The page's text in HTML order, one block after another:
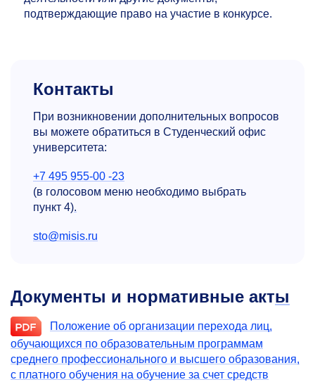
подтверждающие право на участие в конкурсе.
Контакты
При возникновении дополнительных вопросов
вы можете обратиться в Студенческий офис
университета:
+7 495 955-00 -23
(в голосовом меню необходимо выбрать
пункт 4).
sto@misis.ru
Документы и нормативные акты
Положение об организации перехода лиц,
обучающихся по образовательным программам
среднего профессионального и высшего образования,
с платного обучения на обучение за счет средств